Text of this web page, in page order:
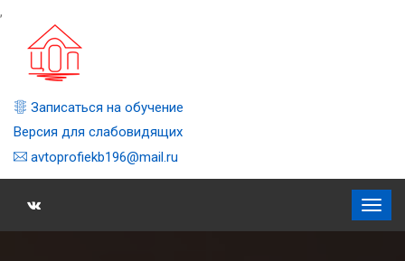
,
Записаться на обучение
Версия для слабовидящих
avtoprofiekb196@mail.ru